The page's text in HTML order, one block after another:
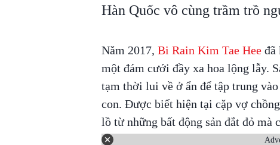
Hàn Quốc vô cùng trầm trồ
Năm 2017, Bi Rain Kim Tae Heeđã
một đám cưới đầy xa hoa lộng lẫy.
tạm thời lui về ở ẩn để tập trung
con. Được biết hiện tại cặp vợ
lồ từ những bất động sản đắt đỏ mà